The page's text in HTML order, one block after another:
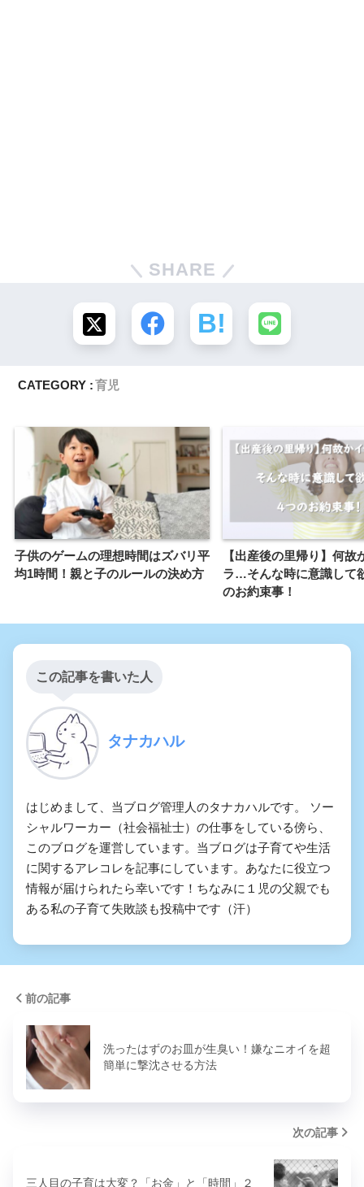
SHARE
CATEGORY :育児
子供のゲームの理想時間はズバリ平
均1時間！親と子のルールの決め方
【出産後の里帰り】何故
ラ…そんな時に意識して
のお約束事！
この記事を書いた人
タナカハル
はじめまして、当ブログ管理人のタナカハルです。 ソー
シャルワーカー（社会福祉士）の仕事をしている傍ら、
このブログを運営しています。当ブログは子育てや生活
に関するアレコレを記事にしています。あなたに役立つ
情報が届けられたら幸いです！ちなみに１児の父親でも
ある私の子育て失敗談も投稿中です（汗）
前の記事
洗ったはずのお皿が生臭い！嫌なニオイを超
簡単に撃沈させる方法
次の記事
三人目の子育は大変？「お金」と「時間」２